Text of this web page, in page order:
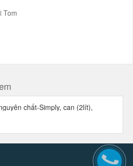
Tom
chất-Simply, can (2lít),